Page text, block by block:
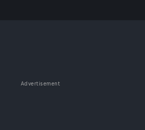
Advertisement